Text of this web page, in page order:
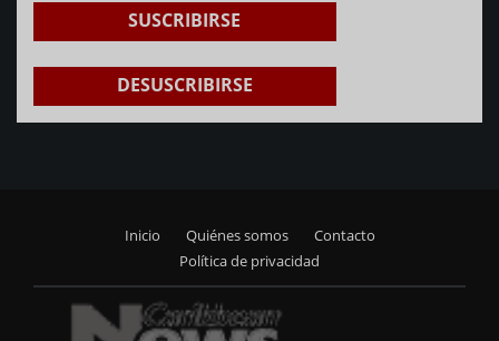
SUSCRIBIRSE
DESUSCRIBIRSE
menu
Inicio Quiénes somos
Contacto
Política de privacidad